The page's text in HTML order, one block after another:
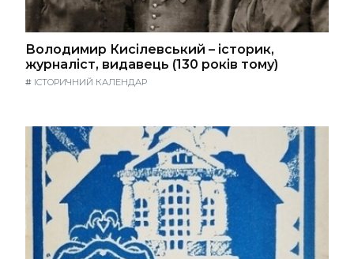
Володимир Кисілевський – історик,
журналіст, видавець (130 років тому)
# ІСТОРИЧНИЙ КАЛЕНДАР